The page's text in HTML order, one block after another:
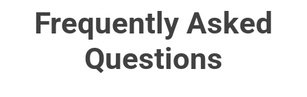
Frequently Asked
Questions